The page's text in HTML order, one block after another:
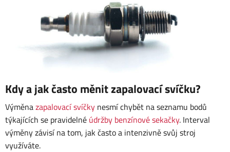
Kdy a jak často měnit zapalovací svíčku?
Výměnazapalovací svíčky nesmí chybět na seznamu bodů
týkajících se pravidelné údržby benzínové sekačky. Interval
výměny závisí na tom, jak často a intenzivně svůj stroj
využíváte.